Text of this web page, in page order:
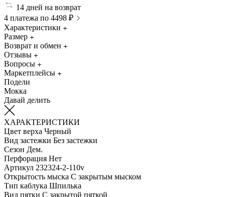
14 дней на возврат
4 платежа по 4498 ₽
Характеристики
Размер
Возврат и обмен
Отзывы
Вопросы
Маркетплейсы
Подели
Мокка
Давай делить
ХАРАКТЕРИСТИКИ
Цвет верха Черный
Вид застежки Без застежки
Сезон Дем.
Перфорация Нет
Артикул 232324-2-110v
Открытость мыска С закрытым мыском
Тип каблука Шпилька
Вид пятки С закрытой пяткой